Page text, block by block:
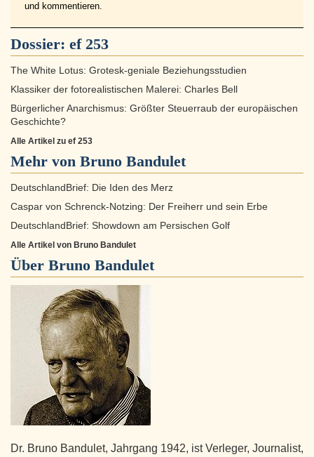
und kommentieren.
Dossier: ef 253
The White Lotus: Grotesk-geniale Beziehungsstudien
Klassiker der fotorealistischen Malerei: Charles Bell
Bürgerlicher Anarchismus: Größter Steuerraub der europäischen
Geschichte?
Alle Artikel zu ef 253
Mehr von Bruno Bandulet
DeutschlandBrief: Die Iden des Merz
Caspar von Schrenck-Notzing: Der Freiherr und sein Erbe
DeutschlandBrief: Showdown am Persischen Golf
Alle Artikel von Bruno Bandulet
Über Bruno Bandulet
Dr. Bruno Bandulet, Jahrgang 1942, ist Verleger, Journalist,